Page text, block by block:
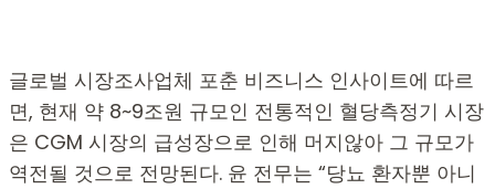
글로벌 시장조사업체 포춘 비즈니스 인사이트에 따르
면, 현재 약 8~9조원 규모인 전통적인 혈당측정기 시장
은 CGM 시장의 급성장으로 인해 머지않아 그 규모가
역전될 것으로 전망된다. 윤 전무는 “당뇨 환자뿐 아니